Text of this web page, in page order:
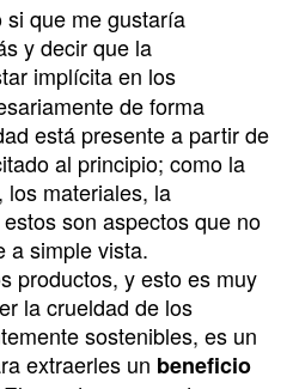
si que me gustaría
y decir que la
implícita en los
de forma
está presente a partir de
al principio; como la
los materiales, la
son aspectos que no
a simple vista.
productos, y esto es muy
la crueldad de los
sostenibles, es un
extraerles un beneficio